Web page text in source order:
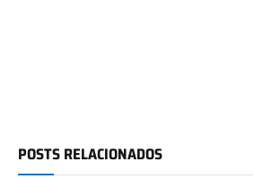
POSTS RELACIONADOS